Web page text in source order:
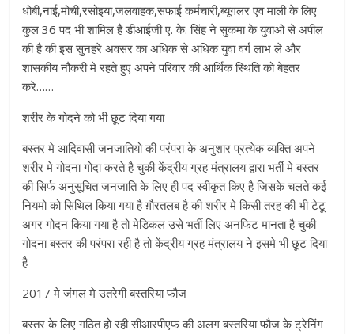
धोबी,नाई,मोची,रसोइया,जलवाहक,सफाई कर्मचारी,ब्यूगलर एव माली के लिए
कुल 36 पद भी शामिल है डीआईजी ए. के. सिंह ने सुकमा के युवाओ से अपील
की है की इस सुनहरे अवसर का अधिक से अधिक युवा वर्ग लाभ ले और
शासकीय नौकरी मे रहते हुए अपने परिवार की आर्थिक स्थिति को बेहतर
करे……
शरीर के गोदने को भी छूट दिया गया
बस्तर मे आदिवासी जनजातियो की परंपरा के अनुशार प्रत्येक व्यक्ति अपने
शरीर मे गोदना गोदा करते है चुकी केंद्रीय ग्रह मंत्रालय द्वारा भर्ती मे बस्तर
की सिर्फ अनुसूचित जनजाति के लिए ही पद स्वीकृत किए है जिसके चलते कई
नियमो को सिथिल किया गया है ग़ौरतलब है की शरीर मे किसी तरह की भी टेटू
अगर गोदन किया गया है तो मेडिकल उसे भर्ती लिए अनफिट मानता है चुकी
गोदना बस्तर की परंपरा रही है तो केंद्रीय ग्रह मंत्रालय ने इसमे भी छूट दिया
है
2017 मे जंगल मे उतरेगी बस्तरिया फौज
बस्तर के लिए गठित हो रही सीआरपीएफ की अलग बस्तरिया फौज के ट्रेनिंग